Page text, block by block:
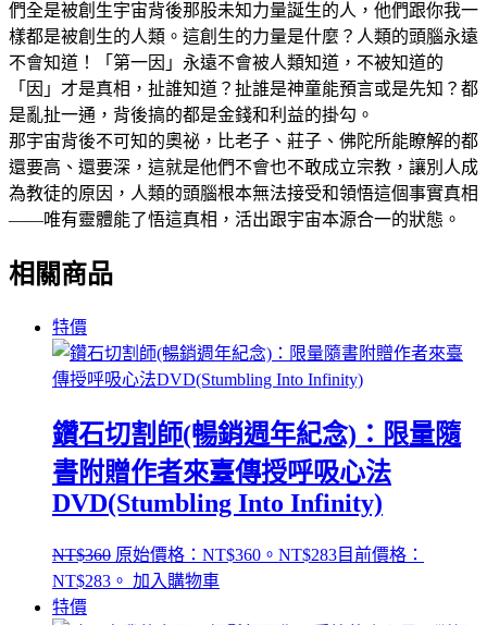
們全是被創生宇宙背後那股未知力量誕生的人，他們跟你我一
樣都是被創生的人類。這創生的力量是什麼？人類的頭腦永遠
不會知道！「第一因」永遠不會被人類知道，不被知道的
「因」才是真相，扯誰知道？扯誰是神童能預言或是先知？都
是亂扯一通，背後搞的都是金錢和利益的掛勾。
那宇宙背後不可知的奧祕，比老子、莊子、佛陀所能瞭解的都
還要高、還要深，這就是他們不會也不敢成立宗教，讓別人成
為教徒的原因，人類的頭腦根本無法接受和領悟這個事實真相
——唯有靈體能了悟這真相，活出跟宇宙本源合一的狀態。
相關商品
特價
鑽石切割師(暢銷週年紀念)：限量隨
書附贈作者來臺傳授呼吸心法
DVD(Stumbling Into Infinity)
NT$360 原始價格：NT$360。 NT$283目前價格：
NT$283。 加入購物車
特價